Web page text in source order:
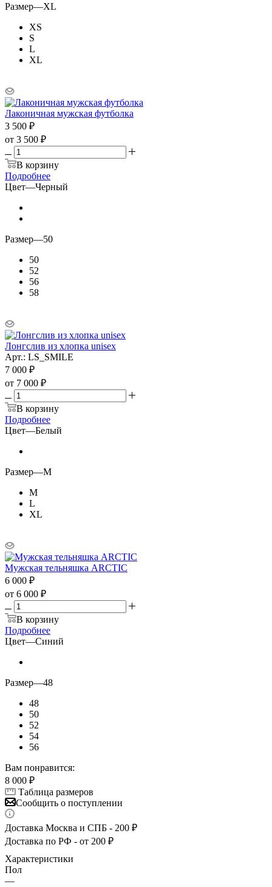
Размер—XL
XS
S
L
XL
Лаконичная мужская футболка
3 500 ₽
от 3 500 ₽
В корзину
Подробнее
Цвет—Черный
Размер—50
50
52
56
58
Лонгслив из хлопка unisex
Арт.: LS_SMILE
7 000 ₽
от 7 000 ₽
В корзину
Подробнее
Цвет—Белый
Размер—M
M
L
XL
Мужская тельняшка ARCTIC
6 000 ₽
от 6 000 ₽
В корзину
Подробнее
Цвет—Синий
Размер—48
48
50
52
54
56
Вам понравится:
8 000 ₽
Таблица размеров
Сообщить о поступлении
Доставка Москва и СПБ - 200 ₽
Доставка по РФ - от 200 ₽
Характеристики
Пол
—